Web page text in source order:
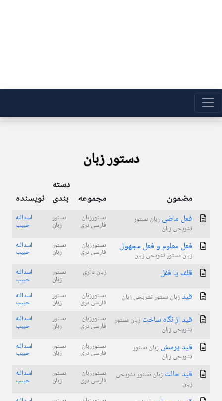
دستور زبان
مضمون مجموعه
دسته
بندی نویسنده
فعل ماضی زبان دستور
تشریحی زبان
دستورزبان
فارسی دری
دستور
زبان
اسدالله
حبیب
فعل معلوم و فعل مجهول
زبان دستور تشریحی زبان
دستورزبان
فارسی دری
دستور
زبان
اسدالله
حبیب
قلف یا قفل زبان د آری دستور
زبان
اسدالله
حبیب
قید زبان دستور تشریحی زبان دستورزبان
فارسی دری
دستور
زبان
اسدالله
حبیب
قید از نگاه ساخت زبان دستور
تشریحی زبان
دستورزبان
فارسی دری
دستور
زبان
اسدالله
حبیب
قید پرسش زبان دستور
تشریحی زبان
دستورزبان
فارسی دری
دستور
زبان
اسدالله
حبیب
قید حالت زبان دستور تشریحی
زبان
دستورزبان
فارسی دری
دستور
زبان
اسدالله
حبیب